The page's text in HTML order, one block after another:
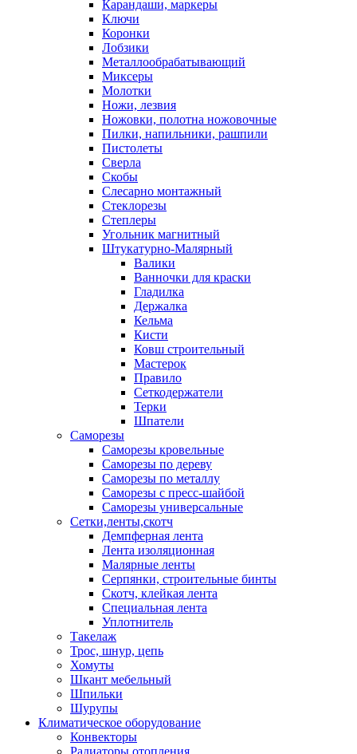
Карандаши, маркеры
Ключи
Коронки
Лобзики
Металлообрабатывающий
Миксеры
Молотки
Ножи, лезвия
Ножовки, полотна ножовочные
Пилки, напильники, рашпили
Пистолеты
Сверла
Скобы
Слесарно монтажный
Стеклорезы
Степлеры
Угольник магнитный
Штукатурно-Малярный
Валики
Ванночки для краски
Гладилка
Держалка
Кельма
Кисти
Ковш строительный
Мастерок
Правило
Сеткодержатели
Терки
Шпатели
Саморезы
Саморезы кровельные
Саморезы по дереву
Саморезы по металлу
Саморезы с пресс-шайбой
Саморезы универсальные
Сетки,ленты,скотч
Демпферная лента
Лента изоляционная
Малярные ленты
Серпянки, строительные бинты
Скотч, клейкая лента
Специальная лента
Уплотнитель
Такелаж
Трос, шнур, цепь
Хомуты
Шкант мебельный
Шпильки
Шурупы
Климатическое оборудование
Конвекторы
Радиаторы отопления